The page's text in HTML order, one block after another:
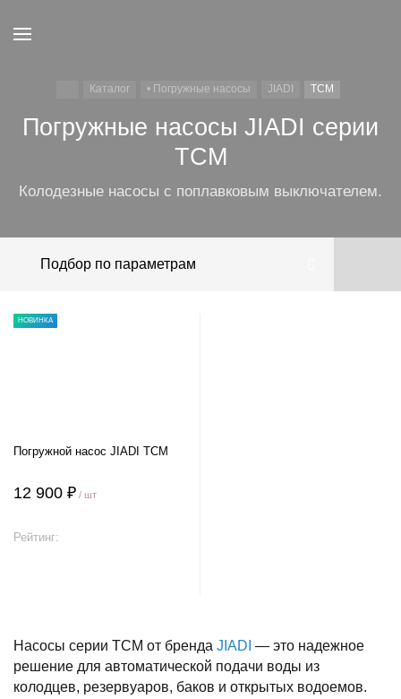
Каталог • Погружные насосы JIADI TCM
Погружные насосы JIADI серии
TCM
Колодезные насосы с поплавковым выключателем.
Подбор по параметрам
НОВИНКА
Погружной насос JIADI TCM
12 900 ₽ / шт
Рейтинг:
Насосы серии TCM от бренда JIADI — это надежное
решение для автоматической подачи воды из
колодцев, резервуаров, баков и открытых водоемов.